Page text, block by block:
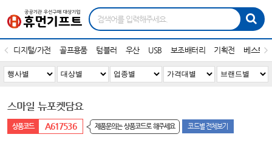
디지털/가전 골프용품 텀블러 우산 USB 보조배터리 기획전 베스트
스마일 뉴포켓담요
A617536 제품문의는 상품코드로 해주세요 코드별 전체보기